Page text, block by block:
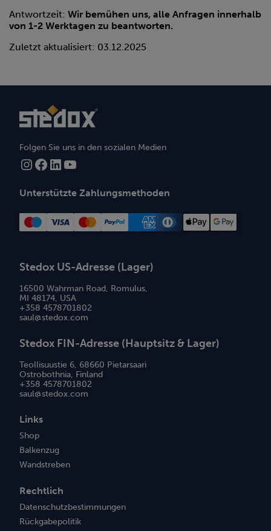
Antwortzeit: Wir bemühen uns, alle Anfragen innerhalb
von 1-2 Werktagen zu beantworten.
Zuletzt aktualisiert: 03.12.2025
Folgen Sie uns in den sozialen Medien
Instagram
Facebook
LinkedIn
YouTube
Stedox US-Adresse (Lager)
16500 Wahrman Road, Romulus,
MI 48174, USA
+358 4578701802
saul@stedox.com
Stedox FIN-Adresse (Hauptsitz & Lager)
Teollisuustie 6, 68660 Pietarsaari
Ostrobothnia, Finland
+358 4578701802
saul@stedox.com
Links
Shop
Balkenzug
Wandstreben
Rechtlich
Datenschutzbestimmungen
Rückgabepolitik
Unterstützte Zahlungsmethoden